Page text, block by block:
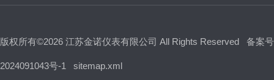
版权所有©2026 江苏金诺仪表有限公司 All Rights Reserved 备案
2024091043号-1 sitemap.xml